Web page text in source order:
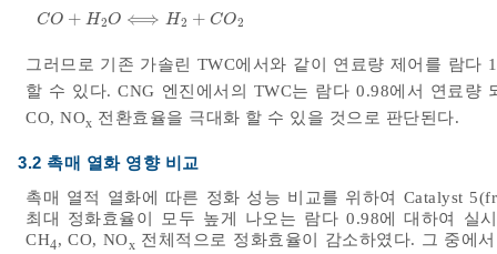
CO + H2O ⟺ H2 + CO2
CO+H2O⟺H 2+CO2
그러므로 기존 가솔린 TWC에서와 같이 연료량 제어를 람다
할 수 있다. CNG 엔진에서의 TWC는 람다 0.98에서 연료량
CO, NOx 전환효율을 극대화 할 수 있을 것으로 판단된다.
3.2 촉매 열화 영향 비교
촉매 열적 열화에 따른 정화 성능 비교를 위하여 Catalyst
최대 정화효율이 모두 높게 나오는 람다 0.98에 대하여 실
CH4, CO, NOx 전체적으로 정화효율이 감소하였다. 그 중에